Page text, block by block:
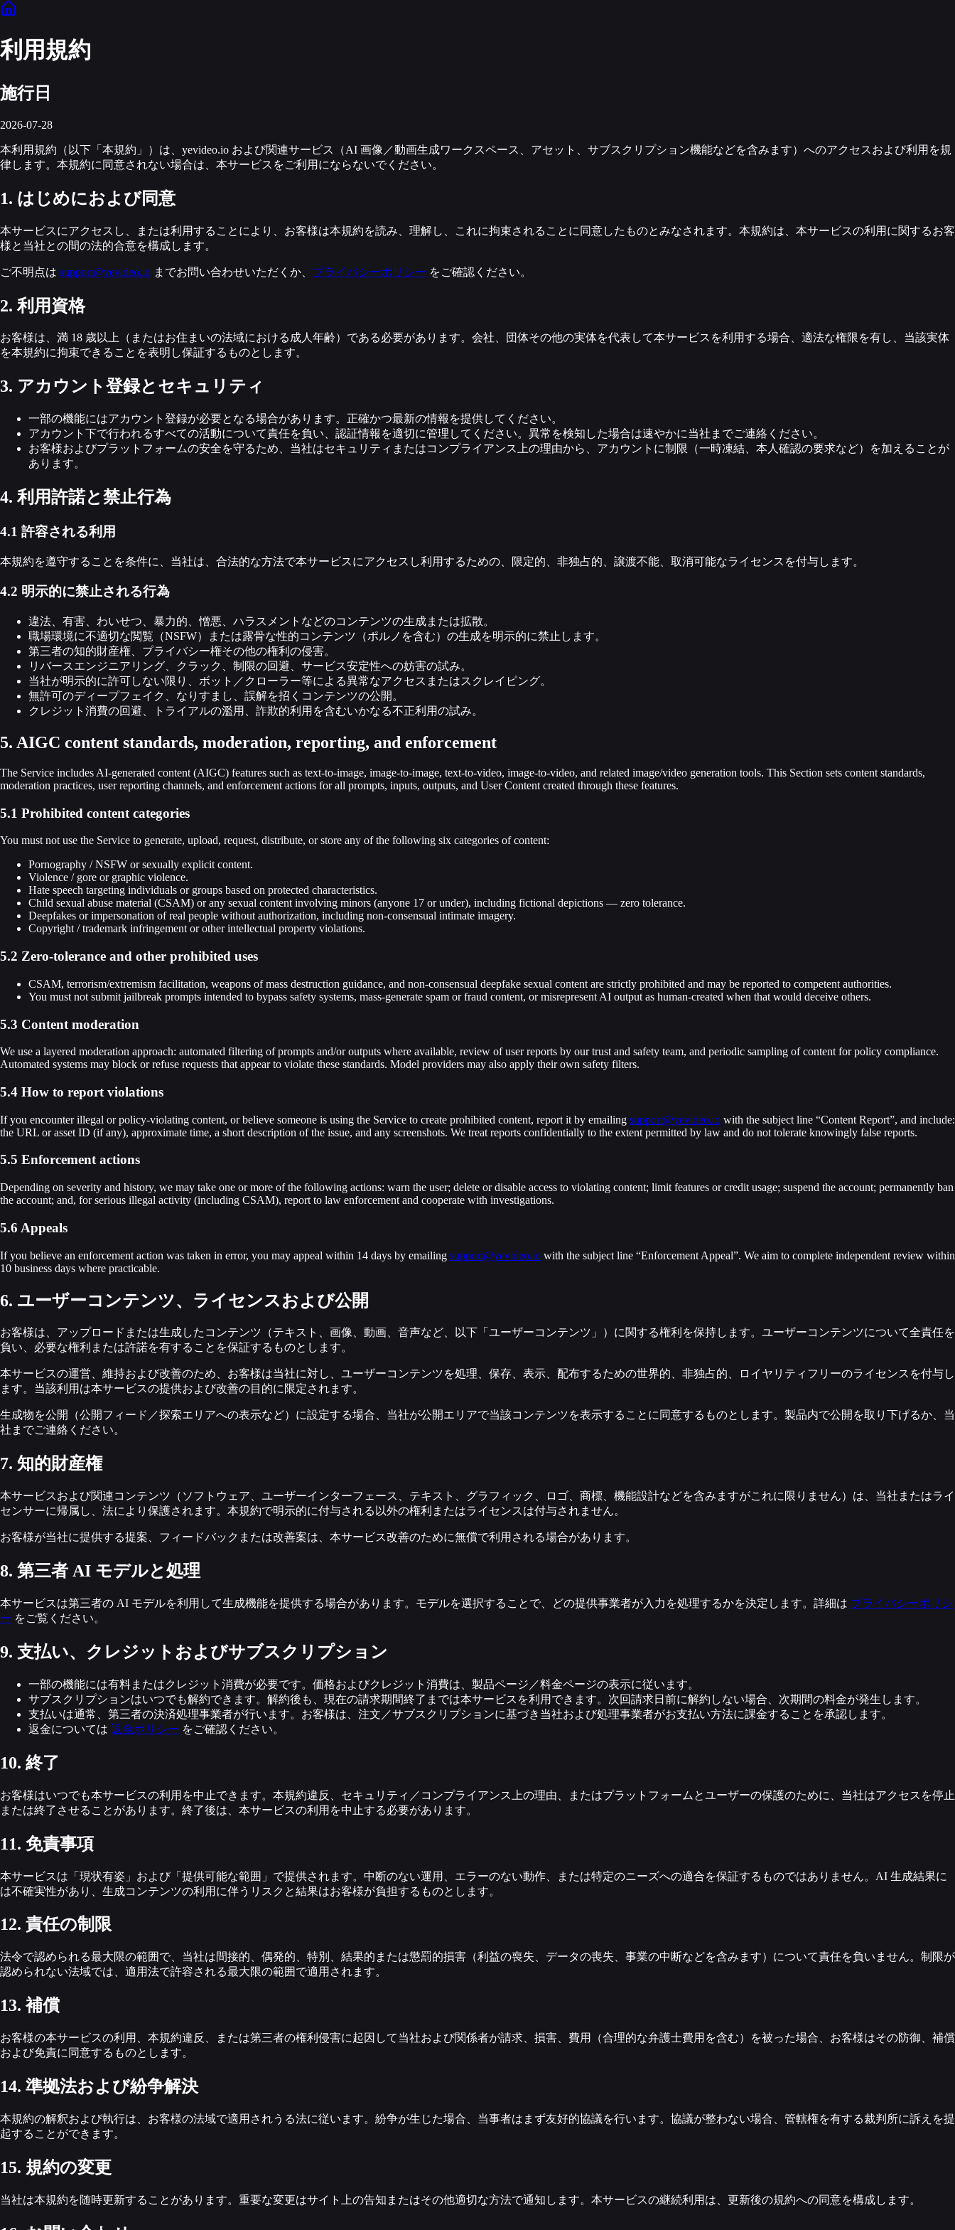
利用規約
施行日
2026-07-28
本利用規約（以下「本規約」）は、yevideo.io および関連サービス（AI 画像／動画生成ワークスペース、アセット、サブスクリプション機能などを含みます）へのアクセスおよび利用を規
律します。本規約に同意されない場合は、本サービスをご利用にならないでください。
1. はじめにおよび同意
本サービスにアクセスし、または利用することにより、お客様は本規約を読み、理解し、これに拘束されることに同意したものとみなされます。本規約は、本サービスの利用に関するお客
様と当社との間の法的合意を構成します。
ご不明点は support@yevideo.io までお問い合わせいただくか、 プライバシーポリシー をご確認ください。
2. 利用資格
お客様は、満 18 歳以上（またはお住まいの法域における成人年齢）である必要があります。会社、団体その他の実体を代表して本サービスを利用する場合、適法な権限を有し、当該実体
を本規約に拘束できることを表明し保証するものとします。
3. アカウント登録とセキュリティ
一部の機能にはアカウント登録が必要となる場合があります。正確かつ最新の情報を提供してください。
アカウント下で行われるすべての活動について責任を負い、認証情報を適切に管理してください。異常を検知した場合は速やかに当社までご連絡ください。
お客様およびプラットフォームの安全を守るため、当社はセキュリティまたはコンプライアンス上の理由から、アカウントに制限（一時凍結、本人確認の要求など）を加えることが
あります。
4. 利用許諾と禁止行為
4.1 許容される利用
本規約を遵守することを条件に、当社は、合法的な方法で本サービスにアクセスし利用するための、限定的、非独占的、譲渡不能、取消可能なライセンスを付与します。
4.2 明示的に禁止される行為
違法、有害、わいせつ、暴力的、憎悪、ハラスメントなどのコンテンツの生成または拡散。
職場環境に不適切な閲覧（NSFW）または露骨な性的コンテンツ（ポルノを含む）の生成を明示的に禁止します。
第三者の知的財産権、プライバシー権その他の権利の侵害。
リバースエンジニアリング、クラック、制限の回避、サービス安定性への妨害の試み。
当社が明示的に許可しない限り、ボット／クローラー等による異常なアクセスまたはスクレイピング。
無許可のディープフェイク、なりすまし、誤解を招くコンテンツの公開。
クレジット消費の回避、トライアルの濫用、詐欺的利用を含むいかなる不正利用の試み。
5. AIGC content standards, moderation, reporting, and enforcement
The Service includes AI-generated content (AIGC) features such as text-to-image, image-to-image, text-to-video, image-to-video, and related image/video generation tools. This Section sets content standards,
moderation practices, user reporting channels, and enforcement actions for all prompts, inputs, outputs, and User Content created through these features.
5.1 Prohibited content categories
You must not use the Service to generate, upload, request, distribute, or store any of the following six categories of content:
Pornography / NSFW or sexually explicit content.
Violence / gore or graphic violence.
Hate speech targeting individuals or groups based on protected characteristics.
Child sexual abuse material (CSAM) or any sexual content involving minors (anyone 17 or under), including fictional depictions — zero tolerance.
Deepfakes or impersonation of real people without authorization, including non-consensual intimate imagery.
Copyright / trademark infringement or other intellectual property violations.
5.2 Zero-tolerance and other prohibited uses
CSAM, terrorism/extremism facilitation, weapons of mass destruction guidance, and non-consensual deepfake sexual content are strictly prohibited and may be reported to competent authorities.
You must not submit jailbreak prompts intended to bypass safety systems, mass-generate spam or fraud content, or misrepresent AI output as human-created when that would deceive others.
5.3 Content moderation
We use a layered moderation approach: automated filtering of prompts and/or outputs where available, review of user reports by our trust and safety team, and periodic sampling of content for policy compliance.
Automated systems may block or refuse requests that appear to violate these standards. Model providers may also apply their own safety filters.
5.4 How to report violations
If you encounter illegal or policy-violating content, or believe someone is using the Service to create prohibited content, report it by emailing support@yevideo.io with the subject line “Content Report”, and include:
the URL or asset ID (if any), approximate time, a short description of the issue, and any screenshots. We treat reports confidentially to the extent permitted by law and do not tolerate knowingly false reports.
5.5 Enforcement actions
Depending on severity and history, we may take one or more of the following actions: warn the user; delete or disable access to violating content; limit features or credit usage; suspend the account; permanently ban
the account; and, for serious illegal activity (including CSAM), report to law enforcement and cooperate with investigations.
5.6 Appeals
If you believe an enforcement action was taken in error, you may appeal within 14 days by emailing support@yevideo.io with the subject line “Enforcement Appeal”. We aim to complete independent review within
10 business days where practicable.
6. ユーザーコンテンツ、ライセンスおよび公開
お客様は、アップロードまたは生成したコンテンツ（テキスト、画像、動画、音声など、以下「ユーザーコンテンツ」）に関する権利を保持します。ユーザーコンテンツについて全責任を
負い、必要な権利または許諾を有することを保証するものとします。
本サービスの運営、維持および改善のため、お客様は当社に対し、ユーザーコンテンツを処理、保存、表示、配布するための世界的、非独占的、ロイヤリティフリーのライセンスを付与し
ます。当該利用は本サービスの提供および改善の目的に限定されます。
生成物を公開（公開フィード／探索エリアへの表示など）に設定する場合、当社が公開エリアで当該コンテンツを表示することに同意するものとします。製品内で公開を取り下げるか、当
社までご連絡ください。
7. 知的財産権
本サービスおよび関連コンテンツ（ソフトウェア、ユーザーインターフェース、テキスト、グラフィック、ロゴ、商標、機能設計などを含みますがこれに限りません）は、当社またはライ
センサーに帰属し、法により保護されます。本規約で明示的に付与される以外の権利またはライセンスは付与されません。
お客様が当社に提供する提案、フィードバックまたは改善案は、本サービス改善のために無償で利用される場合があります。
8. 第三者 AI モデルと処理
本サービスは第三者の AI モデルを利用して生成機能を提供する場合があります。モデルを選択することで、どの提供事業者が入力を処理するかを決定します。詳細は プライバシーポリシ
ー をご覧ください。
9. 支払い、クレジットおよびサブスクリプション
一部の機能には有料またはクレジット消費が必要です。価格およびクレジット消費は、製品ページ／料金ページの表示に従います。
サブスクリプションはいつでも解約できます。解約後も、現在の請求期間終了までは本サービスを利用できます。次回請求日前に解約しない場合、次期間の料金が発生します。
支払いは通常、第三者の決済処理事業者が行います。お客様は、注文／サブスクリプションに基づき当社および処理事業者がお支払い方法に課金することを承認します。
返金については 返金ポリシー をご確認ください。
10. 終了
お客様はいつでも本サービスの利用を中止できます。本規約違反、セキュリティ／コンプライアンス上の理由、またはプラットフォームとユーザーの保護のために、当社はアクセスを停止
または終了させることがあります。終了後は、本サービスの利用を中止する必要があります。
11. 免責事項
本サービスは「現状有姿」および「提供可能な範囲」で提供されます。中断のない運用、エラーのない動作、または特定のニーズへの適合を保証するものではありません。AI 生成結果に
は不確実性があり、生成コンテンツの利用に伴うリスクと結果はお客様が負担するものとします。
12. 責任の制限
法令で認められる最大限の範囲で、当社は間接的、偶発的、特別、結果的または懲罰的損害（利益の喪失、データの喪失、事業の中断などを含みます）について責任を負いません。制限が
認められない法域では、適用法で許容される最大限の範囲で適用されます。
13. 補償
お客様の本サービスの利用、本規約違反、または第三者の権利侵害に起因して当社および関係者が請求、損害、費用（合理的な弁護士費用を含む）を被った場合、お客様はその防御、補償
および免責に同意するものとします。
14. 準拠法および紛争解決
本規約の解釈および執行は、お客様の法域で適用されうる法に従います。紛争が生じた場合、当事者はまず友好的協議を行います。協議が整わない場合、管轄権を有する裁判所に訴えを提
起することができます。
15. 規約の変更
当社は本規約を随時更新することがあります。重要な変更はサイト上の告知またはその他適切な方法で通知します。本サービスの継続利用は、更新後の規約への同意を構成します。